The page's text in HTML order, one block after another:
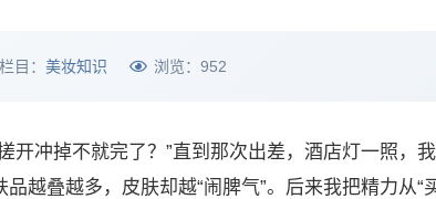
栏目： 美妆知识 浏览： 952
开冲掉不就完了？”直到那次出差，酒店灯一照，
叠越多，皮肤却越“闹脾气”。后来我把精力从“